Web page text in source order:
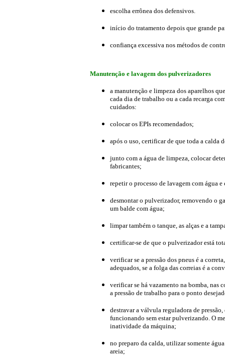
escolha errônea dos defensivos.
início do tratamento depois que grande
confiança excessiva nos métodos de
Manutenção e lavagem dos pulverizadores
a manutenção e limpeza dos aparelhos
cada dia de trabalho ou a cada recarga
cuidados:
colocar os EPIs recomendados;
após o uso, certificar de que toda a
junto com a água de limpeza, colocar
fabricantes;
repetir o processo de lavagem com água
desmontar o pulverizador, removendo o
um balde com água;
limpar também o tanque, as alças e a
certificar-se de que o pulverizador está
verificar se a pressão dos pneus é a
adequados, se a folga das correias é a
verificar se há vazamento na bomba, nas
a pressão de trabalho para o ponto
destravar a válvula reguladora de
funcionando sem estar pulverizando. O
inatividade da máquina;
no preparo da calda, utilizar somente
areia;